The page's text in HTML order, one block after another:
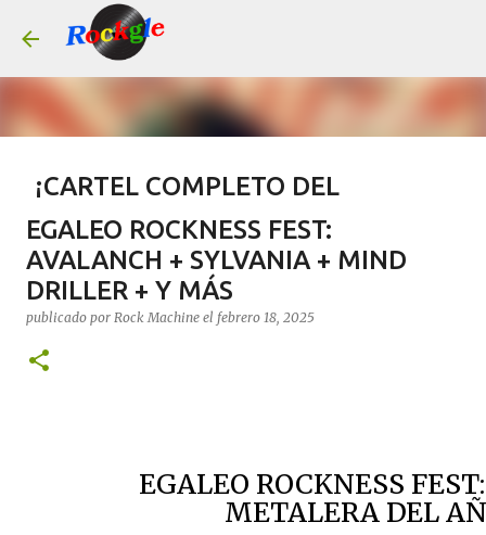
¡CARTEL COMPLETO DEL
LEYENDAS DEL ROCK 2026!
publicado por Rock Machine el julio 14, 2026 #AGENDA
CONCIERTOS LEYENDAS DEL ROCK
0
EGALEO ROCKNESS FEST:
AVALANCH + SYLVANIA + MIND
DRILLER + Y MÁS
publicado por Rock Machine el febrero 18, 2025
EGALEO ROCKNESS
METALERA DEL